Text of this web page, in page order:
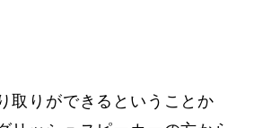
取りができるということか